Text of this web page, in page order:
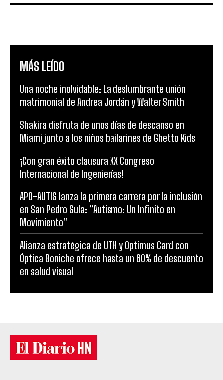
MÁS LEÍDO
Una noche inolvidable: La deslumbrante unión
matrimonial de Andrea Jordán y Walter Smith
Shakira disfruta de unos días de descanso en
Miami junto a los niños bailarines de Ghetto Kids
¡Con gran éxito clausura XX Congreso
Internacional de Ingenierías!
APO-AUTIS lanza la primera carrera por la inclusión
en San Pedro Sula: “Autismo: Un Infinito en
Movimiento”
Alianza estratégica de UTH y Optimus Card con
Óptica Boniche ofrece hasta un 60% de descuento
en salud visual